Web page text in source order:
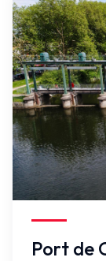
Port de
Faux